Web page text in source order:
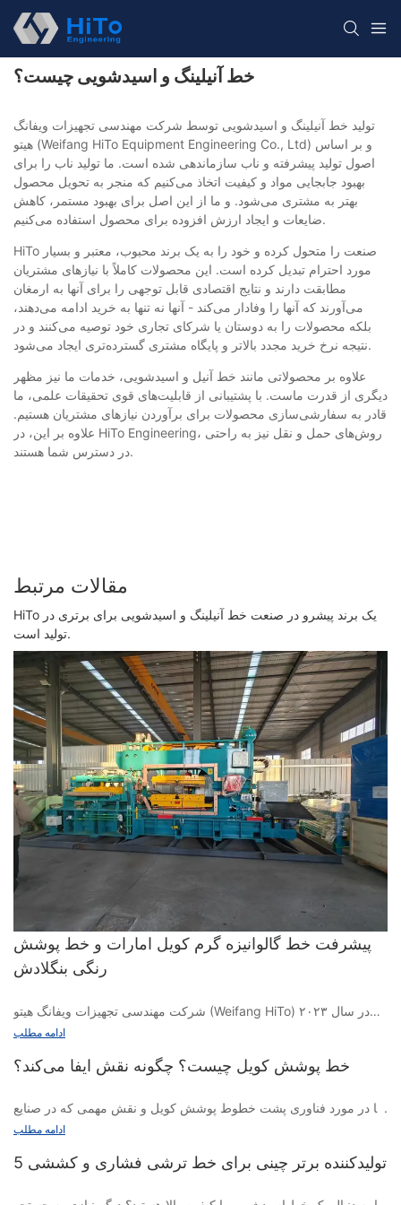
خط آنیلینگ و اسیدشویی چیست؟
تولید خط آنیلینگ و اسیدشویی توسط شرکت مهندسی تجهیزات ویفانگ
هیتو (Weifang HiTo Equipment Engineering Co., Ltd) و بر اساس
اصول تولید پیشرفته و ناب سازماندهی شده است. ما تولید ناب را برای
بهبود جابجایی مواد و کیفیت اتخاذ می‌کنیم که منجر به تحویل محصول
بهتر به مشتری می‌شود. و ما از این اصل برای بهبود مستمر، کاهش
ضایعات و ایجاد ارزش افزوده برای محصول استفاده می‌کنیم.
HiTo صنعت را متحول کرده و خود را به یک برند محبوب، معتبر و بسیار
مورد احترام تبدیل کرده است. این محصولات کاملاً با نیازهای مشتریان
مطابقت دارند و نتایج اقتصادی قابل توجهی را برای آنها به ارمغان
می‌آورند که آنها را وفادار می‌کند - آنها نه تنها به خرید ادامه می‌دهند،
بلکه محصولات را به دوستان یا شرکای تجاری خود توصیه می‌کنند و در
نتیجه نرخ خرید مجدد بالاتر و پایگاه مشتری گسترده‌تری ایجاد می‌شود.
علاوه بر محصولاتی مانند خط آنیل و اسیدشویی، خدمات ما نیز مظهر
دیگری از قدرت ماست. با پشتیبانی از قابلیت‌های قوی تحقیقات علمی، ما
قادر به سفارشی‌سازی محصولات برای برآوردن نیازهای مشتریان هستیم.
علاوه بر این، در HiTo Engineering، روش‌های حمل و نقل نیز به راحتی
در دسترس شما هستند.
مقالات مرتبط
HiTo یک برند پیشرو در صنعت خط آنیلینگ و اسیدشویی برای برتری در
تولید است.
پیشرفت خط گالوانیزه گرم کویل امارات و خط پوشش
رنگی بنگلادش
شرکت مهندسی تجهیزات ویفانگ هیتو (Weifang HiTo) در سال ۲۰۲۳
سه سفارش دریافت کرده است: خط گالوانیزه گرم پیوسته کویل‌های
کویل‌های فولادی بنگلادش. همه کارگران کارخانه من برای تولید تمام
ادامه مطلب
خط پوشش کویل چیست؟ چگونه نقش ایفا می‌کند؟
آیا در مورد فناوری پشت خطوط پوشش کویل و نقش مهمی که در صنایع
مختلف ایفا می‌کنند، کنجکاو هستید؟ دیگر نیازی به جستجو نیست! در این
محصولات فولادی و آلومینیومی با پوشش با کیفیت بالا را بررسی خواهیم
ادامه مطلب
5 تولیدکننده برتر چینی برای خط ترشی فشاری و کششی